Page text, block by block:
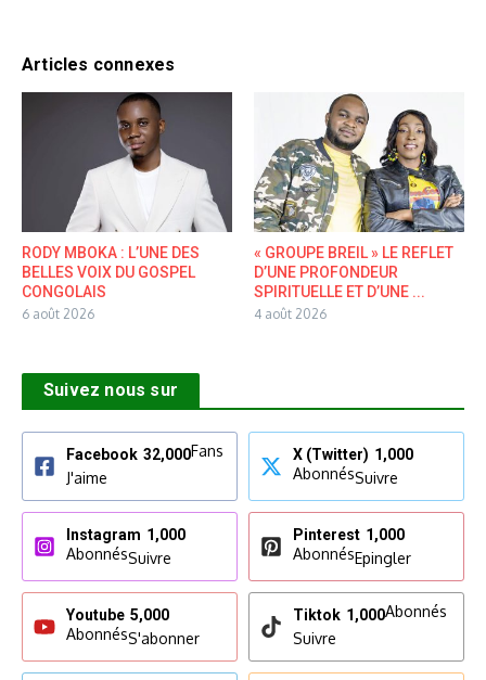
Articles connexes
RODY MBOKA : L’UNE DES
BELLES VOIX DU GOSPEL
CONGOLAIS
6 août 2026
« GROUPE BREIL » LE REFLET
D’UNE PROFONDEUR
SPIRITUELLE ET D’UNE ...
4 août 2026
Suivez nous sur
Facebook 32,000Fans
J'aime
X (Twitter) 1,000
AbonnésSuivre
Instagram 1,000
AbonnésSuivre
Pinterest 1,000
AbonnésEpingler
Youtube 5,000
AbonnésS'abonner
Tiktok 1,000Abonnés
Suivre